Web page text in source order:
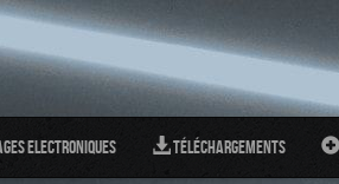
Electroniques Téléchargements